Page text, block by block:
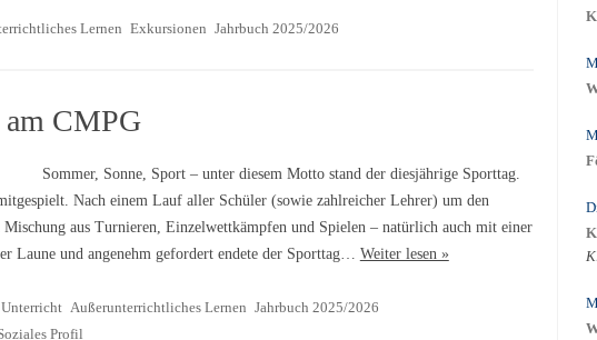
Lernen Exkursionen Jahrbuch 2025/2026
am CMPG
Sommer, Sonne, Sport – unter diesem Motto stand der diesjährige Sporttag.
Nach einem Lauf aller Schüler (sowie zahlreicher Lehrer) um den
Mischung aus Turnieren, Einzelwettkämpfen und Spielen – natürlich auch mit einer
Laune und angenehm gefordert endete der Sporttag… Weiter lesen »
Außerunterrichtliches Lernen Jahrbuch 2025/2026
Profil